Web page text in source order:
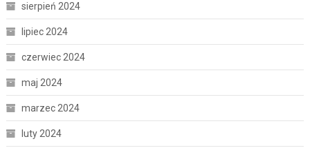
sierpień 2024
lipiec 2024
czerwiec 2024
maj 2024
marzec 2024
luty 2024